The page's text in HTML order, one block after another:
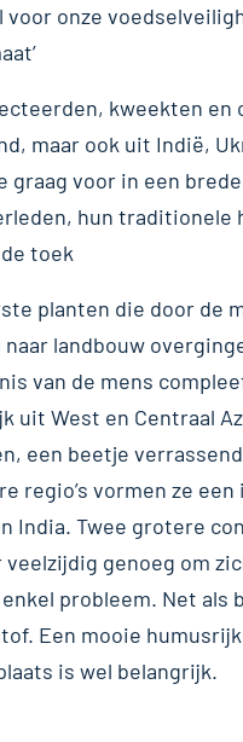
onze
kweekten
maar ook uit Indië,
graag voor in een
hun traditionele
toek
planten die door de
landbouw
van de mens
uit West en Centraal
een beetje
regio’s vormen ze
India. Twee grotere
genoeg om
probleem. Net
Een mooie
is wel belangrijk.